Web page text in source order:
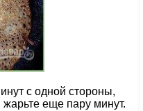
с одной стороны,
еще пару минут.